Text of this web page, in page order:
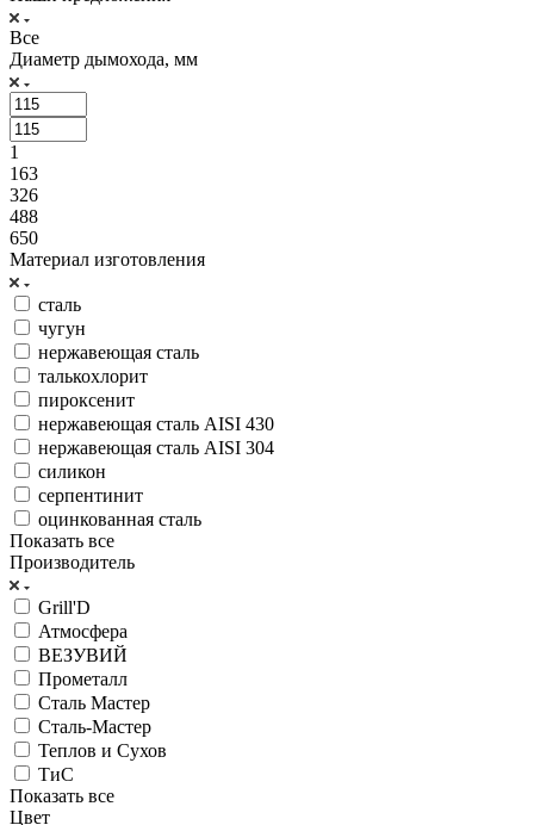
Все
Диаметр дымохода, мм
1
163
326
488
650
Материал изготовления
сталь
чугун
нержавеющая сталь
талькохлорит
пироксенит
нержавеющая сталь AISI 430
нержавеющая сталь AISI 304
силикон
серпентинит
оцинкованная сталь
Показать все
Производитель
Grill'D
Атмосфера
ВЕЗУВИЙ
Прометалл
Сталь Мастер
Сталь-Мастер
Теплов и Сухов
ТиС
Показать все
Цвет